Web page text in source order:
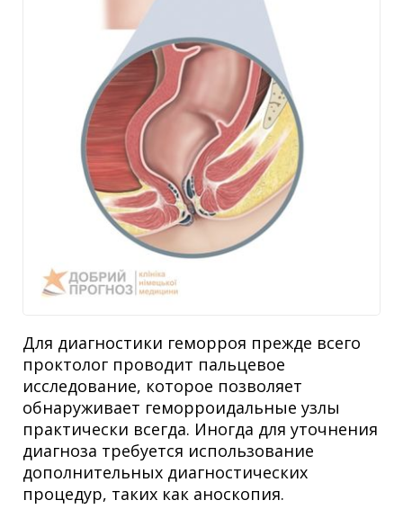
Для диагностики геморроя прежде всего
проктолог проводит пальцевое
исследование, которое позволяет
обнаруживает геморроидальные узлы
практически всегда. Иногда для уточнения
диагноза требуется использование
дополнительных диагностических
процедур, таких как аноскопия.